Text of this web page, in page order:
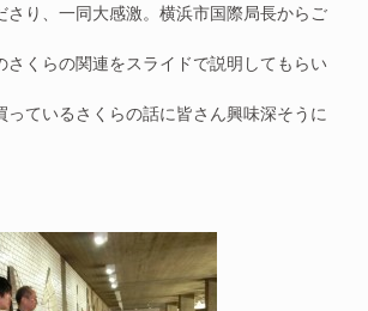
さり、一同大感激。横浜市国際局長からご
さくらの関連をスライドで説明してもらい
っているさくらの話に皆さん興味深そうに